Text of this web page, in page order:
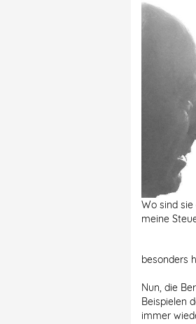
Wo sind sie
meine
besonders
Nun, die
Beispielen
immer